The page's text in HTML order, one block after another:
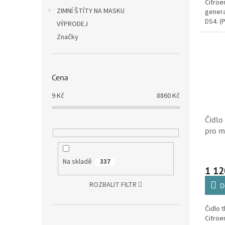
ZIMNÍ ŠTÍTY NA MASKU
VÝPRODEJ
Značky
Cena
9Kč 8860Kč
Na skladě 337
ROZBALIT FILTR
DS4.
pro
1
Čidlo